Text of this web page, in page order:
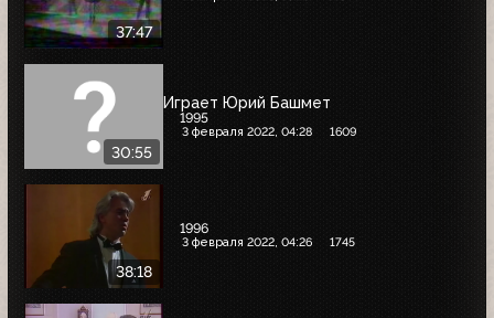
37:47
30:55
Играет Юрий Башмет
1995
3 февраля 2022, 04:28 1609
38:18
1996
3 февраля 2022, 04:26 1745